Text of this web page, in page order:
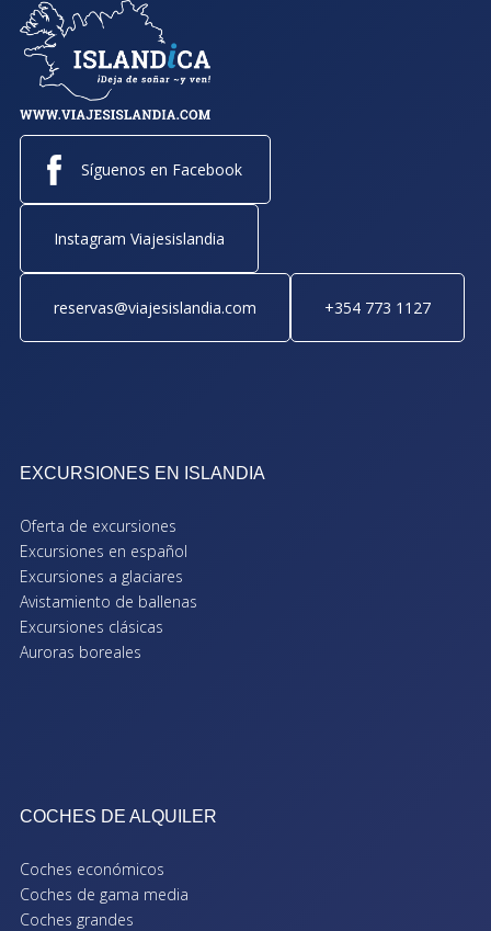
Síguenos en Facebook
Instagram Viajesislandia
reservas@viajesislandia.com +354 773 1127
EXCURSIONES EN ISLANDIA
Oferta de excursiones
Excursiones en español
Excursiones a glaciares
Avistamiento de ballenas
Excursiones clásicas
Auroras boreales
COCHES DE ALQUILER
Coches económicos
Coches de gama media
Coches grandes